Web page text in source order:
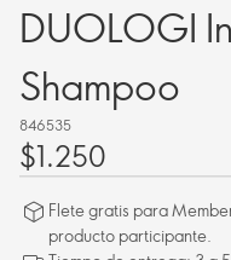
DUOLOGI
Shampoo
846535
$1.250
Flete gratis para
producto participante.